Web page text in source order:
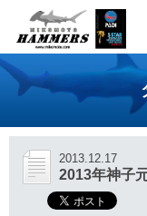
2013年神子
2013.12.17